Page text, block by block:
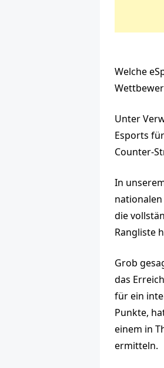
Welche
Unter
Esports
Counter-
In
die
Rangliste
Grob
das
für ein
Punkte,
einem in
ermitteln.